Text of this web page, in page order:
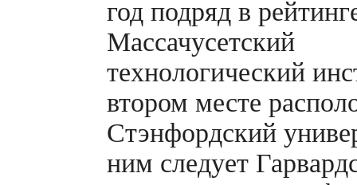
год подряд в
Массачусетский
технологический
втором месте
Стэнфордский
ним следует